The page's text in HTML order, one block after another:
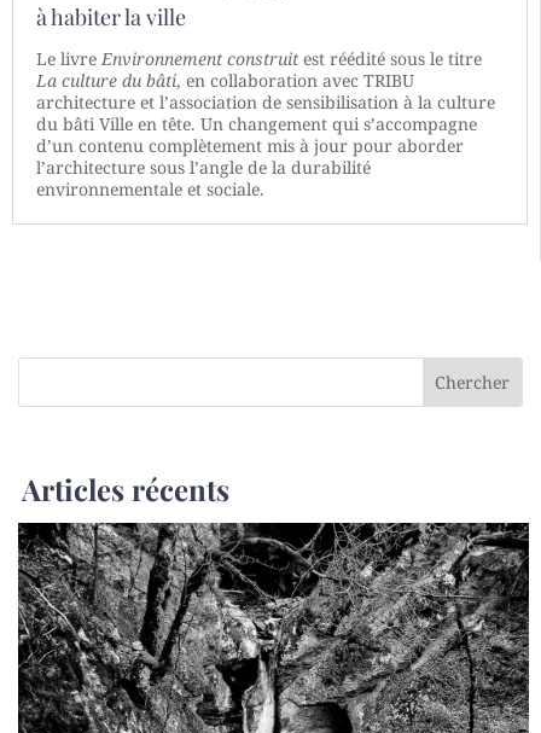
à habiter la ville
Le livre Environnement construit est réédité sous le titre
La culture du bâti, en collaboration avec TRIBU
architecture et l’association de sensibilisation à la culture
du bâti Ville en tête. Un changement qui s’accompagne
d’un contenu complètement mis à jour pour aborder
l’architecture sous l’angle de la durabilité
environnementale et sociale.
Articles récents